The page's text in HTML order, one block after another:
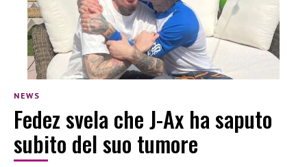
NEWS
Fedez svela che J-Ax ha saputo
subito del suo tumore